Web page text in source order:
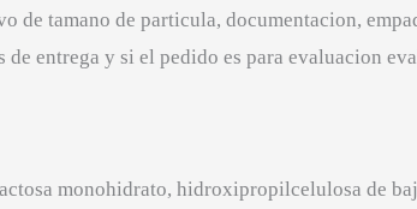
de tamano de particula, documentacion,
entrega y si el pedido es para evaluacion
monohidrato, hidroxipropilcelulosa de